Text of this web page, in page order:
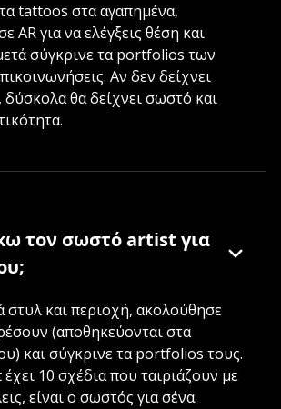
tattoos στα αγαπημένα,
AR για να ελέγξεις θέση και
σύγκρινε τα portfolios των
Αν δεν δείχνει
θα δείχνει σωστό και
τον σωστό artist για
στυλ και περιοχή, ακολούθησε
(αποθηκεύονται στα
και σύγκρινε τα portfolios τους.
10 σχέδια που ταιριάζουν με
είναι ο σωστός για σένα.